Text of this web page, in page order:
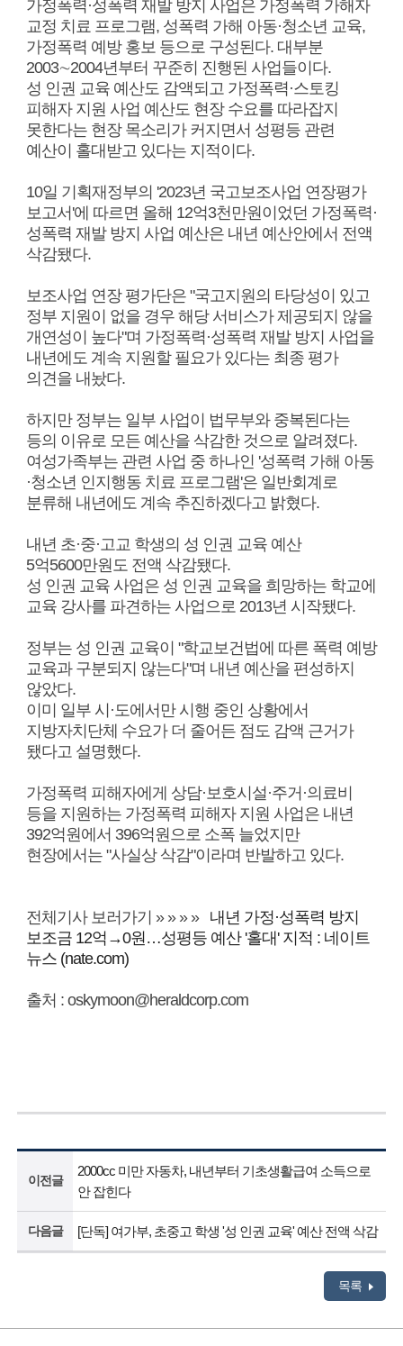
가정폭력·성폭력 재발 방지 사업은 가정폭력 가해자
교정 치료 프로그램, 성폭력 가해 아동·청소년 교육,
가정폭력 예방 홍보 등으로 구성된다. 대부분
2003∼2004년부터 꾸준히 진행된 사업들이다.
성 인권 교육 예산도 감액되고 가정폭력·스토킹
피해자 지원 사업 예산도 현장 수요를 따라잡지
못한다는 현장 목소리가 커지면서 성평등 관련
예산이 홀대받고 있다는 지적이다.
10일 기획재정부의 '2023년 국고보조사업 연장평가
보고서'에 따르면 올해 12억3천만원이었던 가정폭력·
성폭력 재발 방지 사업 예산은 내년 예산안에서 전액
삭감됐다.
보조사업 연장 평가단은 "국고지원의 타당성이 있고
정부 지원이 없을 경우 해당 서비스가 제공되지 않을
개연성이 높다"며 가정폭력·성폭력 재발 방지 사업을
내년에도 계속 지원할 필요가 있다는 최종 평가
의견을 내놨다.
하지만 정부는 일부 사업이 법무부와 중복된다는
등의 이유로 모든 예산을 삭감한 것으로 알려졌다.
여성가족부는 관련 사업 중 하나인 '성폭력 가해 아동
·청소년 인지행동 치료 프로그램'은 일반회계로
분류해 내년에도 계속 추진하겠다고 밝혔다.
내년 초·중·고교 학생의 성 인권 교육 예산
5억5600만원도 전액 삭감됐다.
성 인권 교육 사업은 성 인권 교육을 희망하는 학교에
교육 강사를 파견하는 사업으로 2013년 시작됐다.
정부는 성 인권 교육이 "학교보건법에 따른 폭력 예방
교육과 구분되지 않는다"며 내년 예산을 편성하지
않았다.
이미 일부 시·도에서만 시행 중인 상황에서
지방자치단체 수요가 더 줄어든 점도 감액 근거가
됐다고 설명했다.
가정폭력 피해자에게 상담·보호시설·주거·의료비
등을 지원하는 가정폭력 피해자 지원 사업은 내년
392억원에서 396억원으로 소폭 늘었지만
현장에서는 "사실상 삭감"이라며 반발하고 있다.
전체기사 보러가기 » » » » 내년 가정·성폭력 방지
보조금 12억→0원…성평등 예산 '홀대' 지적 : 네이트
뉴스 (nate.com)
출처 : oskymoon@heraldcorp.com
이전글
2000cc 미만 자동차, 내년부터 기초생활급여 소득으로
안 잡힌다
다음글 [단독] 여가부, 초중고 학생 '성 인권 교육' 예산 전액 삭감
목록